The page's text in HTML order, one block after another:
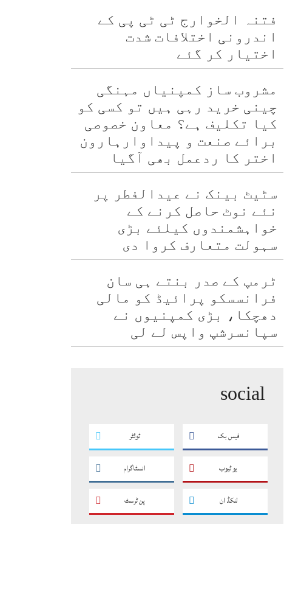
فتنہ الخوارج ٹی ٹی پی کے
اندرونی اختلافات شدت
اختیار کر گئے
مشروب ساز کمپنیاں مہنگی
چینی خرید رہی ہیں تو کسی کو
کیا تکلیف ہے؟ معاون خصوصی
برائے صنعت و پیداوارہارون
اختر کا ردعمل بھی آگیا
سٹیٹ بینک نے عیدالفطر پر
نئے نوٹ حاصل کرنے کے
خواہشمندوں کیلئے بڑی
سہولت متعارف کروا دی
ٹرمپ کے صدر بنتے ہی سان
فرانسسکو پرائیڈ کو مالی
دھچکا، بڑی کمپنیوں نے
سپانسرشپ واپس لے لی
social
فیس بک ٹوئٹر
یو ٹیوب انسٹاگرام
لنکڈ ان پن ٹرسٹ